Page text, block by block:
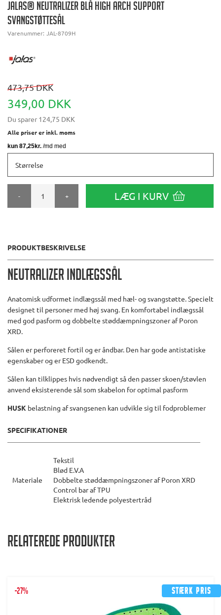
JALAS® NEUTRALIZER BLÅ HIGH ARCH SUPPORT
SVANGSTØTTESÅL
Varenummer: JAL-8709H
473,75 DKK
349,00 DKK
Du sparer 124,75 DKK
Alle priser er inkl. moms
Størrelse
- + LÆG I KURV
PRODUKTBESKRIVELSE
Neutralizer Indlægssål
Anatomisk udformet indlægssål med hæl- og svangstøtte. Specielt
designet til personer med høj svang. En komfortabel indlægssål
med god pasform og dobbelte støddæmpningszoner af Poron
XRD.
Sålen er perforeret fortil og er åndbar. Den har gode antistatiske
egenskaber og er ESD godkendt.
Sålen kan tilklippes hvis nødvendigt så den passer skoen/støvlen
anvend eksisterende sål som skabelon for optimal pasform
HUSK belastning af svangsenen kan udvikle sig til fodproblemer
SPECIFIKATIONER
Materiale
Tekstil
Blød E.V.A
Dobbelte støddæmpningszoner af Poron XRD
Control bar af TPU
Elektrisk ledende polyestertråd
Relaterede produkter
Stærk pris
-27%